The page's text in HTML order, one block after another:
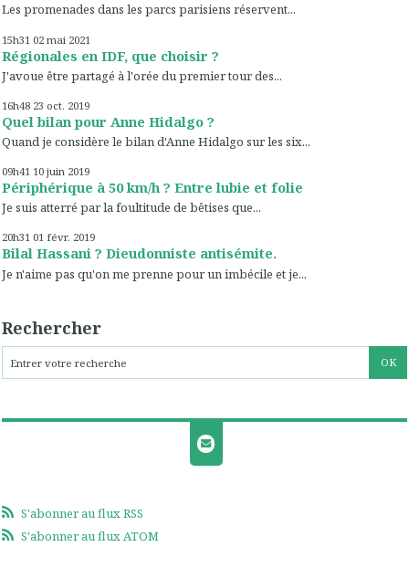
Les promenades dans les parcs parisiens réservent...
15h31 02 mai 2021
Régionales en IDF, que choisir ?
J'avoue être partagé à l'orée du premier tour des...
16h48 23 oct. 2019
Quel bilan pour Anne Hidalgo ?
Quand je considère le bilan d'Anne Hidalgo sur les six...
09h41 10 juin 2019
Périphérique à 50 km/h ? Entre lubie et folie
Je suis atterré par la foultitude de bêtises que...
20h31 01 févr. 2019
Bilal Hassani ? Dieudonniste antisémite.
Je n'aime pas qu'on me prenne pour un imbécile et je...
Rechercher
S'abonner au flux RSS
S'abonner au flux ATOM